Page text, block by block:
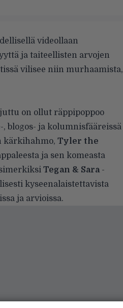
videollaan
ja taiteellisten arvojen
vilisee niin murhaamista,
on ollut räppipoppoo
, blogos- ja kolumnisfääreissä
kärkihahmo, Tyler the
ja sen komeasta
Tegan & Sara-
kyseenalaistettavista
ja arvioissa.